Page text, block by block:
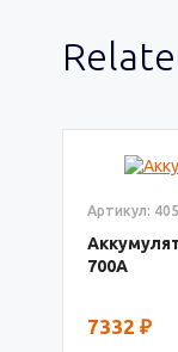
Артикул:
700
7332 ₽